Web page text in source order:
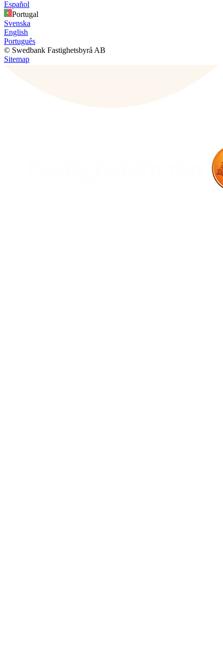
Español
Portugal
Svenska
English
Português
© Swedbank Fastighetsbyrå AB
Sitemap